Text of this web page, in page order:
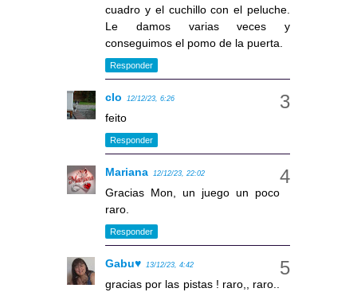
cuadro y el cuchillo con el peluche.
Le damos varias veces y
conseguimos el pomo de la puerta.
Responder
clo 12/12/23, 6:26
feito
Responder
Mariana 12/12/23, 22:02
Gracias Mon, un juego un poco
raro.
Responder
Gabu♥ 13/12/23, 4:42
gracias por las pistas ! raro,, raro..